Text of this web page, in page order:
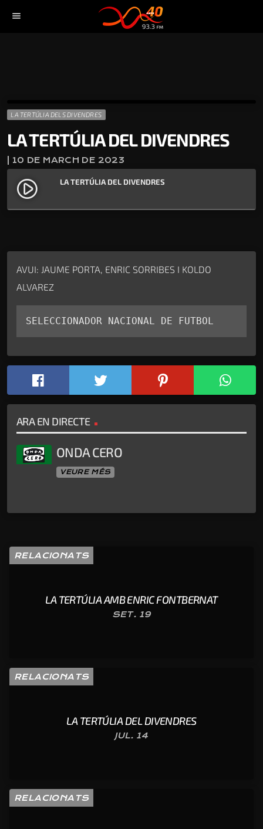
menu
LA TERTÚLIA DELS DIVENDRES
LA TERTÚLIA DEL DIVENDRES
| 10 DE MARCH DE 2023
play_circle_filled LA TERTÚLIA DEL DIVENDRES
AVUI: JAUME PORTA, ENRIC SORRIBES I KOLDO
ALVAREZ
SELECCIONADOR NACIONAL DE FUTBOL
ARA EN DIRECTE
ONDA CERO
VEURE MÉS
RELACIONATS
LA TERTÚLIA AMB ENRIC FONTBERNAT
SET. 19
RELACIONATS
LA TERTÚLIA DEL DIVENDRES
JUL. 14
RELACIONATS